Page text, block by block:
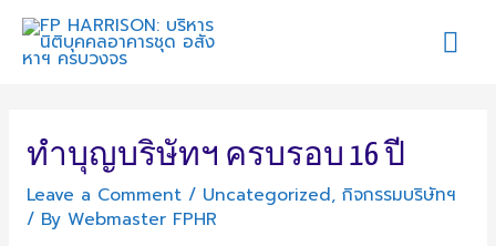
ทำบุญบริษัทฯ ครบรอบ 16 ปี
Leave a Comment / Uncategorized, กิจกรรมบริษัทฯ
/ By Webmaster FPHR